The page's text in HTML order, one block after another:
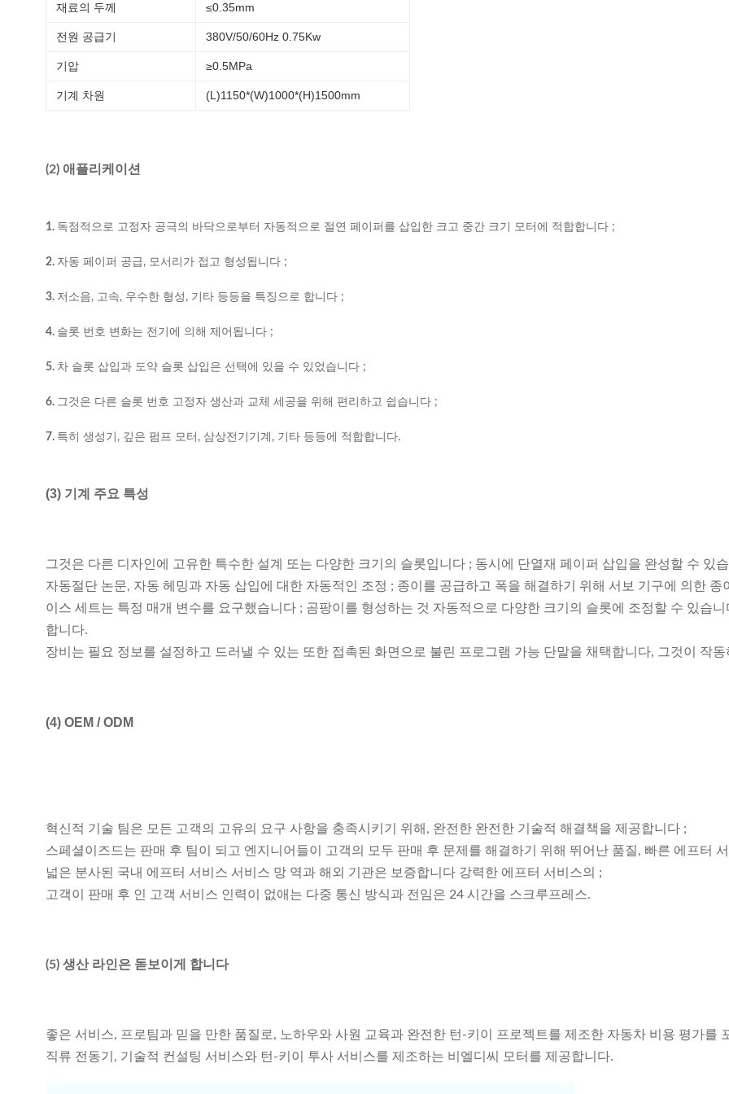
재료의 두께 ≤0.35mm
전원 공급기 380V/50/60Hz 0.75Kw
기압 ≥0.5MPa
기계 차원 (L)1150*(W)1000*(H)1500mm
(2) 애플리케이션
1. 독점적으로 고정자 공극의 바닥으로부터 자동적으로 절연 페이퍼를 삽입한 크고 중간 크기 모터에 적합합니다 ;
2. 자동 페이퍼 공급, 모서리가 접고 형성됩니다 ;
3. 저소음, 고속, 우수한 형성, 기타 등등을 특징으로 합니다 ;
4. 슬롯 번호 변화는 전기에 의해 제어됩니다 ;
5. 차 슬롯 삽입과 도약 슬롯 삽입은 선택에 있을 수 있었습니다 ;
6. 그것은 다른 슬롯 번호 고정자 생산과 교체 세공을 위해 편리하고 쉽습니다 ;
7. 특히 생성기, 깊은 펌프 모터, 삼상전기기계, 기타 등등에 적합합니다.
(3) 기계 주요 특성
그것은 다른 디자인에 고유한 특수한 설계 또는 다양한 크기의 슬롯입니다 ; 동시에 단열재 페이퍼 삽입을 완성할 수 있
자동절단 논문, 자동 헤밍과 자동 삽입에 대한 자동적인 조정 ; 종이를 공급하고 폭을 해결하기 위해 서보 기구에 의한
이스 세트는 특정 매개 변수를 요구했습니다 ; 곰팡이를 형성하는 것 자동적으로 다양한 크기의 슬롯에 조정할 수 있습
합니다.
장비는 필요 정보를 설정하고 드러낼 수 있는 또한 접촉된 화면으로 불린 프로그램 가능 단말을 채택합니다, 그것이 작
(4) OEM / ODM
혁신적 기술 팀은 모든 고객의 고유의 요구 사항을 충족시키기 위해, 완전한 완전한 기술적 해결책을 제공합니다 ;
스페셜이즈드는 판매 후 팀이 되고 엔지니어들이 고객의 모두 판매 후 문제를 해결하기 위해 뛰어난 품질, 빠른 에프터
넓은 분사된 국내 에프터 서비스 서비스 망 역과 해외 기관은 보증합니다 강력한 에프터 서비스의 ;
고객이 판매 후 인 고객 서비스 인력이 없애는 다중 통신 방식과 전임은 24 시간을 스크루프레스.
(5) 생산 라인은 돋보이게 합니다
좋은 서비스, 프로팀과 믿을 만한 품질로, 노하우와 사원 교육과 완전한 턴-키이 프로젝트를 제조한 자동차 비용 평가를
직류 전동기, 기술적 컨설팅 서비스와 턴-키이 투사 서비스를 제조하는 비엘디씨 모터를 제공합니다.